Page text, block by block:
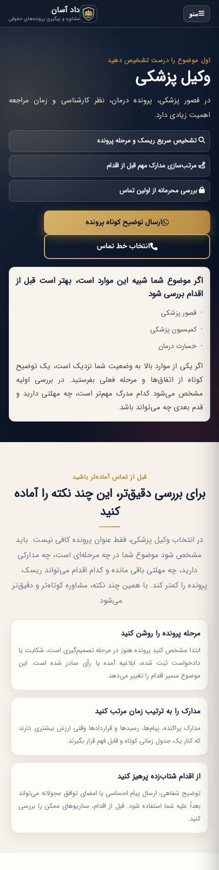
داد آسان
مشاوره و پیگیری پرونده‌های حقوقی
منو
اول موضوع را درست تشخیص دهید
وکیل پزشکی
در قصور پزشکی، پرونده درمان، نظر کارشناسی و زمان مراجعه
اهمیت زیادی دارد.
تشخیص سریع ریسک و مرحله پرونده
مرتب‌سازی مدارک مهم قبل از اقدام
بررسی محرمانه از اولین تماس
ارسال توضیح کوتاه پرونده
انتخاب خط تماس
اگر موضوع شما شبیه این موارد است، بهتر است قبل از
اقدام بررسی شود
قصور پزشکی
کمیسیون پزشکی
خسارت درمان
اگر یکی از موارد بالا به وضعیت شما نزدیک است، یک توضیح
کوتاه از اتفاق‌ها و مرحله فعلی بفرستید. در بررسی اولیه
مشخص می‌شود کدام مدرک مهم‌تر است، چه مهلتی دارید و
قدم بعدی چه می‌تواند باشد.
قبل از تماس آماده‌تر باشید
برای بررسی دقیق‌تر، این چند نکته را آماده
کنید
در انتخاب وکیل پزشکی، فقط عنوان پرونده کافی نیست. باید
مشخص شود موضوع شما در چه مرحله‌ای است، چه مدارکی
دارید، چه مهلتی باقی مانده و کدام اقدام می‌تواند ریسک
پرونده را کمتر کند. با همین چند نکته، مشاوره کوتاه‌تر و دقیق‌تر
می‌شود.
مرحله پرونده را روشن کنید
ابتدا مشخص کنید پرونده هنوز در مرحله تصمیم‌گیری است، شکایت یا
دادخواست ثبت شده، ابلاغیه آمده یا رأی صادر شده است. این
موضوع مسیر اقدام را تغییر می‌دهد.
مدارک را به ترتیب زمان مرتب کنید
مدارک پراکنده، پیام‌ها، رسیدها و قراردادها وقتی ارزش بیشتری دارند
که کنار یک جدول زمانی کوتاه و قابل فهم قرار بگیرند.
از اقدام شتاب‌زده پرهیز کنید
توضیح شفاهی، ارسال پیام احساسی یا امضای توافق عجولانه می‌تواند
بعداً علیه شما استفاده شود. قبل از اقدام، سناریوهای ممکن را بررسی
کنید.